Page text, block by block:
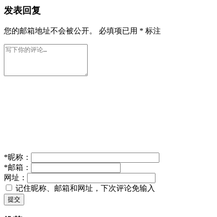
发表回复
您的邮箱地址不会被公开。 必填项已用 * 标注
*昵称：
*邮箱：
网址：
记住昵称、邮箱和网址，下次评论免输入
提交